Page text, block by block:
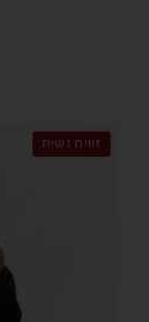
זווית נשית